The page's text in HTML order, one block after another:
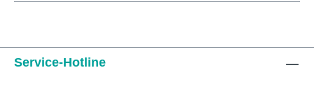
Service-Hotline